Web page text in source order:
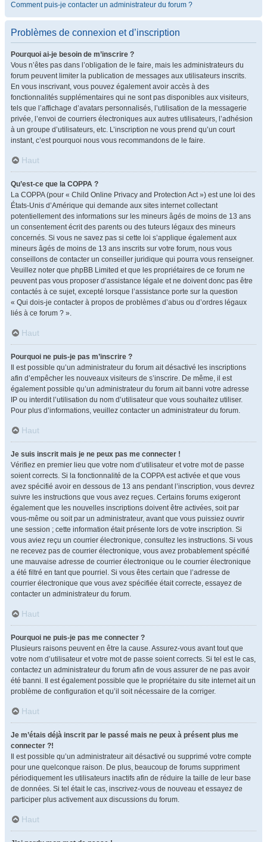
Comment puis-je contacter un administrateur du forum ?
Problèmes de connexion et d’inscription
Pourquoi ai-je besoin de m’inscrire ?
Vous n’êtes pas dans l’obligation de le faire, mais les administrateurs du
forum peuvent limiter la publication de messages aux utilisateurs inscrits.
En vous inscrivant, vous pouvez également avoir accès à des
fonctionnalités supplémentaires qui ne sont pas disponibles aux visiteurs,
tels que l’affichage d’avatars personnalisés, l’utilisation de la messagerie
privée, l’envoi de courriers électroniques aux autres utilisateurs, l’adhésion
à un groupe d’utilisateurs, etc. L’inscription ne vous prend qu’un court
instant, c’est pourquoi nous vous recommandons de le faire.
Haut
Qu’est-ce que la COPPA ?
La COPPA (pour « Child Online Privacy and Protection Act ») est une loi des
États-Unis d’Amérique qui demande aux sites internet collectant
potentiellement des informations sur les mineurs âgés de moins de 13 ans
un consentement écrit des parents ou des tuteurs légaux des mineurs
concernés. Si vous ne savez pas si cette loi s’applique également aux
mineurs âgés de moins de 13 ans inscrits sur votre forum, nous vous
conseillons de contacter un conseiller juridique qui pourra vous renseigner.
Veuillez noter que phpBB Limited et que les propriétaires de ce forum ne
peuvent pas vous proposer d’assistance légale et ne doivent donc pas être
contactés à ce sujet, excepté lorsque l’assistance porte sur la question
« Qui dois-je contacter à propos de problèmes d’abus ou d’ordres légaux
liés à ce forum ? ».
Haut
Pourquoi ne puis-je pas m’inscrire ?
Il est possible qu’un administrateur du forum ait désactivé les inscriptions
afin d’empêcher les nouveaux visiteurs de s’inscrire. De même, il est
également possible qu’un administrateur du forum ait banni votre adresse
IP ou interdit l’utilisation du nom d’utilisateur que vous souhaitez utiliser.
Pour plus d’informations, veuillez contacter un administrateur du forum.
Haut
Je suis inscrit mais je ne peux pas me connecter !
Vérifiez en premier lieu que votre nom d’utilisateur et votre mot de passe
soient corrects. Si la fonctionnalité de la COPPA est activée et que vous
avez spécifié avoir en dessous de 13 ans pendant l’inscription, vous devrez
suivre les instructions que vous avez reçues. Certains forums exigeront
également que les nouvelles inscriptions doivent être activées, soit par
vous-même ou soit par un administrateur, avant que vous puissiez ouvrir
une session ; cette information était présente lors de votre inscription. Si
vous aviez reçu un courrier électronique, consultez les instructions. Si vous
ne recevez pas de courrier électronique, vous avez probablement spécifié
une mauvaise adresse de courrier électronique ou le courrier électronique
a été filtré en tant que pourriel. Si vous êtes certain que l’adresse de
courrier électronique que vous avez spécifiée était correcte, essayez de
contacter un administrateur du forum.
Haut
Pourquoi ne puis-je pas me connecter ?
Plusieurs raisons peuvent en être la cause. Assurez-vous avant tout que
votre nom d’utilisateur et votre mot de passe soient corrects. Si tel est le cas,
contactez un administrateur du forum afin de vous assurer de ne pas avoir
été banni. Il est également possible que le propriétaire du site internet ait un
problème de configuration et qu’il soit nécessaire de la corriger.
Haut
Je m’étais déjà inscrit par le passé mais ne peux à présent plus me
connecter ?!
Il est possible qu’un administrateur ait désactivé ou supprimé votre compte
pour une quelconque raison. De plus, beaucoup de forums suppriment
périodiquement les utilisateurs inactifs afin de réduire la taille de leur base
de données. Si tel était le cas, inscrivez-vous de nouveau et essayez de
participer plus activement aux discussions du forum.
Haut